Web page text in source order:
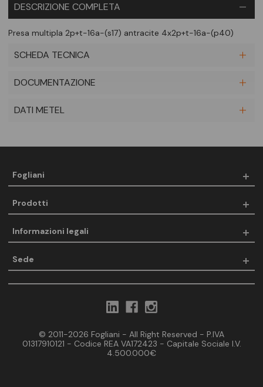
DESCRIZIONE COMPLETA
Presa multipla 2p+t-16a-(s17) antracite 4x2p+t-16a-(p40)
SCHEDA TECNICA
DOCUMENTAZIONE
DATI METEL
Fogliani
Prodotti
Informazioni legali
Sede
© 2011-2026 Fogliani - All Right Reserved - P.IVA
01317910121 - Codice REA VA172423 - Capitale Sociale I.V.
4.500.000€